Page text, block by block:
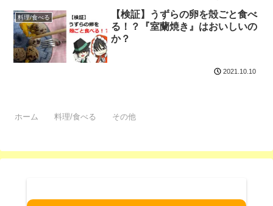
料理/食べる
【検証】うずらの卵を殻ごと食べ
る！？『室蘭焼き』はおいしいの
か？
2021.10.10
ホーム 料理/食べる その他